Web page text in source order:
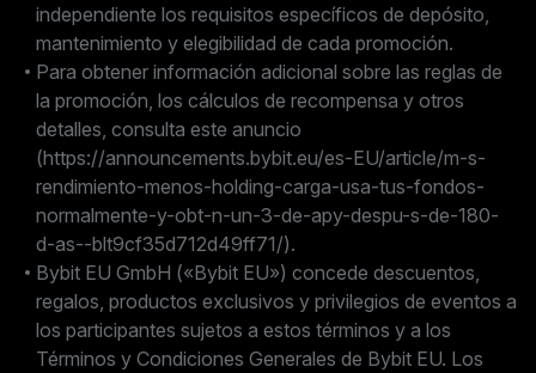
independiente los requisitos específicos de depósito,
mantenimiento y elegibilidad de cada promoción.
Para obtener información adicional sobre las reglas de
la promoción, los cálculos de recompensa y otros
detalles, consulta este anuncio
(https://announcements.bybit.eu/es-EU/article/m-s-
rendimiento-menos-holding-carga-usa-tus-fondos-
normalmente-y-obt-n-un-3-de-apy-despu-s-de-180-
d-as--blt9cf35d712d49ff71/).
Bybit EU GmbH («Bybit EU») concede descuentos,
regalos, productos exclusivos y privilegios de eventos a
los participantes sujetos a estos términos y a los
Términos y Condiciones Generales de Bybit EU. Los